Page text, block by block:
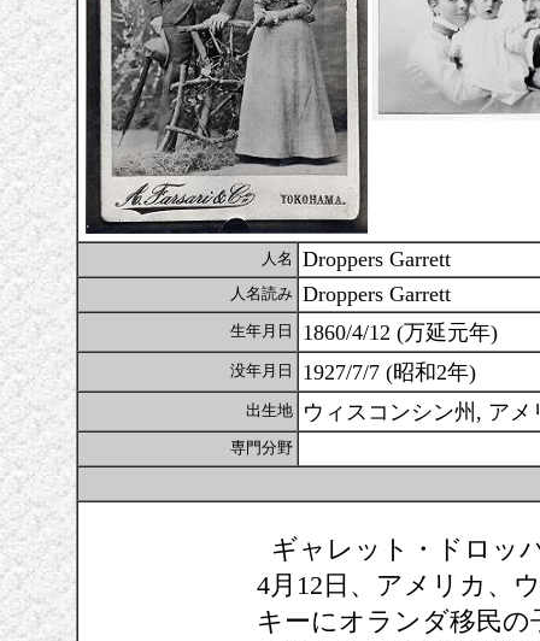
人名 Droppers Garrett
人名読み Droppers Garrett
生年月日 1860/4/12 (万延元年)
没年月日 1927/7/7 (昭和2年)
出生地 ウィスコンシン州, アメ
専門分野
ギャレット・ドロッ
4月12日、アメリカ、
キーにオランダ移民